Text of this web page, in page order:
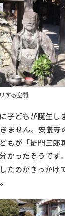
する空間
子どもが誕生し
ません。安養寺
もが「衛門三郎
かったそうです
たのがきっかけ